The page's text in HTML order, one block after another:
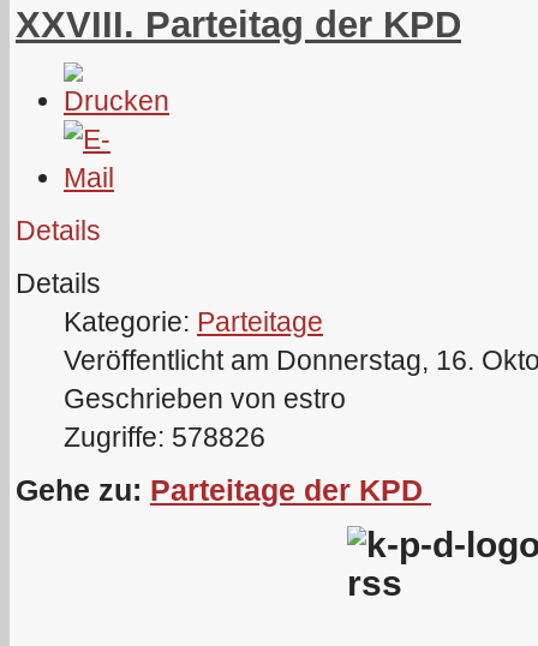
XXVIII. Parteitag der KPD
Details
Details
Kategorie: Parteitage
Veröffentlicht am Donnerstag, 16.
Geschrieben von estro
Zugriffe: 578826
Gehe zu: Parteitage der KPD